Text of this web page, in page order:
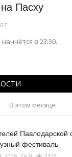
Пасху
в 23:30.
В этом месяце
Павлодарской
фестиваль